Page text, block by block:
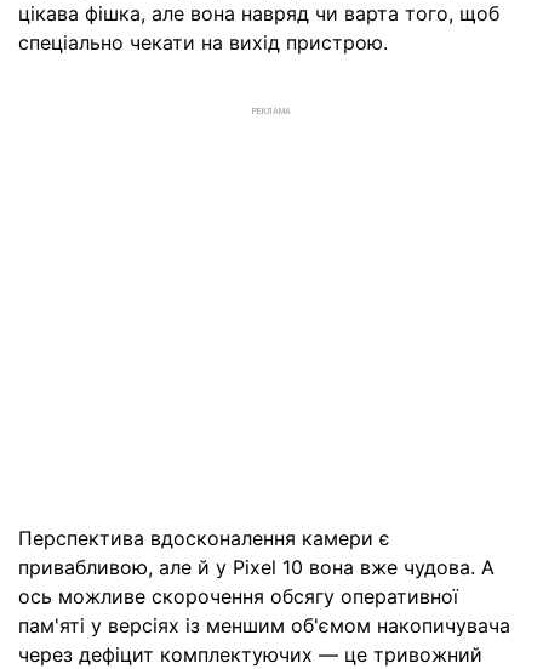
цікава фішка, але вона навряд чи варта того, щоб
спеціально чекати на вихід пристрою.
РЕКЛАМА
Перспектива вдосконалення камери є
привабливою, але й у Pixel 10 вона вже чудова. А
ось можливе скорочення обсягу оперативної
пам'яті у версіях із меншим об'ємом накопичувача
через дефіцит комплектуючих — це тривожний